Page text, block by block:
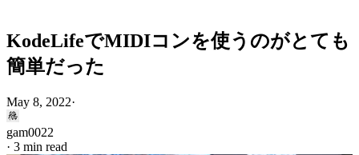
KodeLifeでMIDIコンを使うのがとても
簡単だった
May 8, 2022·
gam0022
· 3 min read